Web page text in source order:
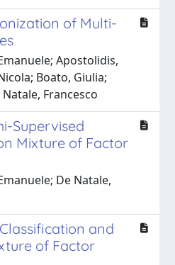
of Multi-
Apostolidis,
Boato, Giulia;
Francesco
Supervised
Mixture of Factor
De Natale,
and
of Factor